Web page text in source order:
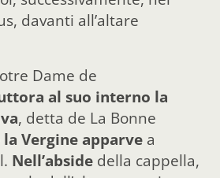
davanti all’altare
Dame de
al suo interno la
, detta de La Bonne
la Vergine apparve a
Nell’abside della cappella,